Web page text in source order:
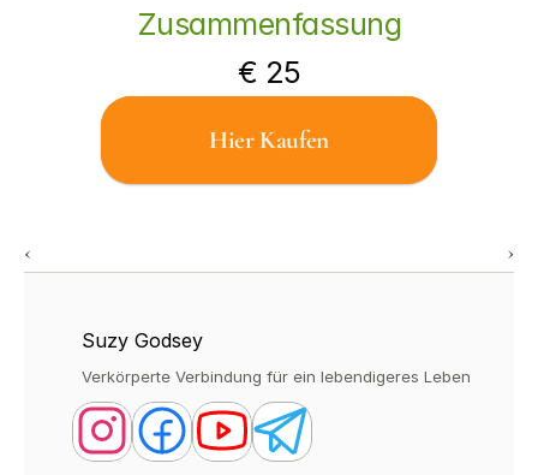
Zusammenfassung
€ 25
Hier Kaufen
‹ ›
Suzy Godsey
Verkörperte Verbindung für ein lebendigeres Leben